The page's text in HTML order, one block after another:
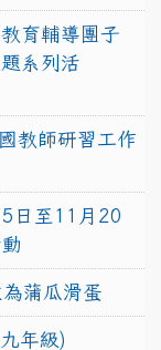
育輔導團子
系列活
教師研習工作
日至11月20
蒲瓜滑蛋
年級)